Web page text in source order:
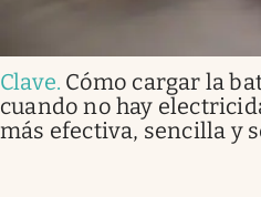
Clave. Cómo cargar la
cuando no hay
más efectiva, sencilla y